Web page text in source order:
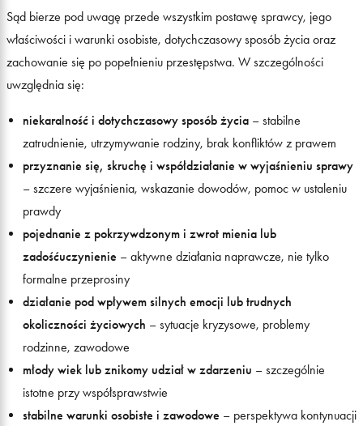
Sąd bierze pod uwagę przede wszystkim postawę sprawcy, jego
właściwości i warunki osobiste, dotychczasowy sposób życia oraz
zachowanie się po popełnieniu przestępstwa. W szczególności
uwzględnia się:
niekaralność i dotychczasowy sposób życia – stabilne
zatrudnienie, utrzymywanie rodziny, brak konfliktów z prawem
przyznanie się, skruchę i współdziałanie w wyjaśnieniu sprawy
– szczere wyjaśnienia, wskazanie dowodów, pomoc w ustaleniu
prawdy
pojednanie z pokrzywdzonym i zwrot mienia lub
zadośćuczynienie – aktywne działania naprawcze, nie tylko
formalne przeprosiny
działanie pod wpływem silnych emocji lub trudnych
okoliczności życiowych – sytuacje kryzysowe, problemy
rodzinne, zawodowe
młody wiek lub znikomy udział w zdarzeniu – szczególnie
istotne przy współsprawstwie
stabilne warunki osobiste i zawodowe – perspektywa kontynuacji